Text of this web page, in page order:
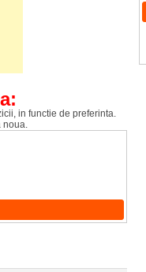
in functie de preferinta.
noua.